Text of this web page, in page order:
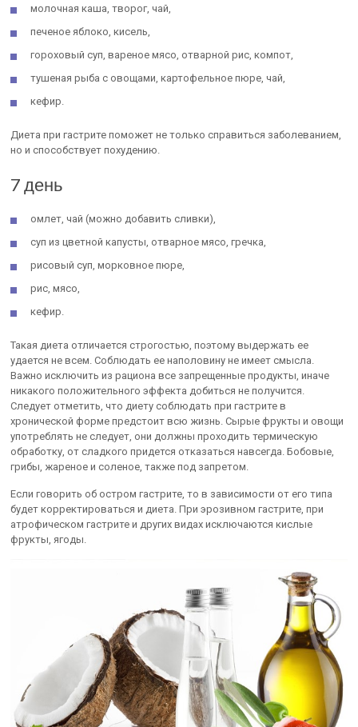
молочная каша, творог, чай,
печеное яблоко, кисель,
гороховый суп, вареное мясо, отварной рис, компот,
тушеная рыба с овощами, картофельное пюре, чай,
кефир.
Диета при гастрите поможет не только справиться заболеванием,
но и способствует похудению.
7 день
омлет, чай (можно добавить сливки),
суп из цветной капусты, отварное мясо, гречка,
рисовый суп, морковное пюре,
рис, мясо,
кефир.
Такая диета отличается строгостью, поэтому выдержать ее
удается не всем. Соблюдать ее наполовину не имеет смысла.
Важно исключить из рациона все запрещенные продукты, иначе
никакого положительного эффекта добиться не получится.
Следует отметить, что диету соблюдать при гастрите в
хронической форме предстоит всю жизнь. Сырые фрукты и овощи
употреблять не следует, они должны проходить термическую
обработку, от сладкого придется отказаться навсегда. Бобовые,
грибы, жареное и соленое, также под запретом.
Если говорить об остром гастрите, то в зависимости от его типа
будет корректироваться и диета. При эрозивном гастрите, при
атрофическом гастрите и других видах исключаются кислые
фрукты, ягоды.